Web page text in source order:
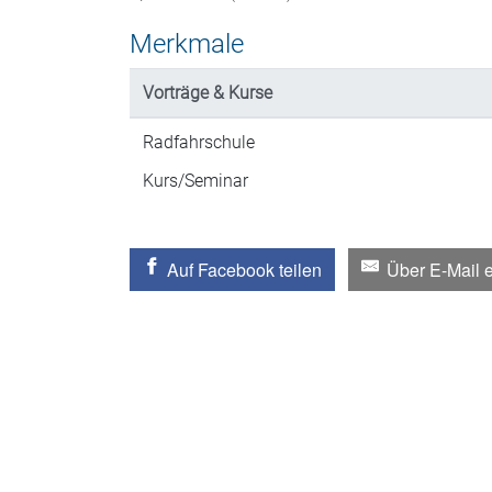
Merkmale
Vorträge & Kurse
Radfahrschule
Kurs/Seminar
Auf Facebook teilen Über E-Mail